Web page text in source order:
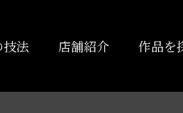
法 店舗紹介 作品を